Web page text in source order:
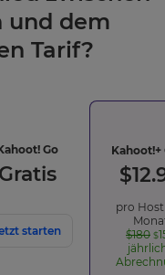
und dem
Tarif?
Go-
Funktionen
Gratis
starten
Kahoot!+
$
pro
$180 $